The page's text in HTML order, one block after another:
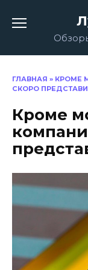
содержанию
ГЛАВНАЯ » КРОМЕ
СКОРО
Кроме